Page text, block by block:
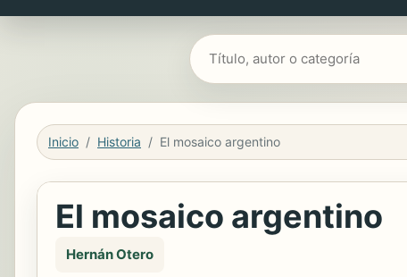
Buscar libros
Inicio Historia El mosaico argentino
El mosaico argentino
Hernán Otero